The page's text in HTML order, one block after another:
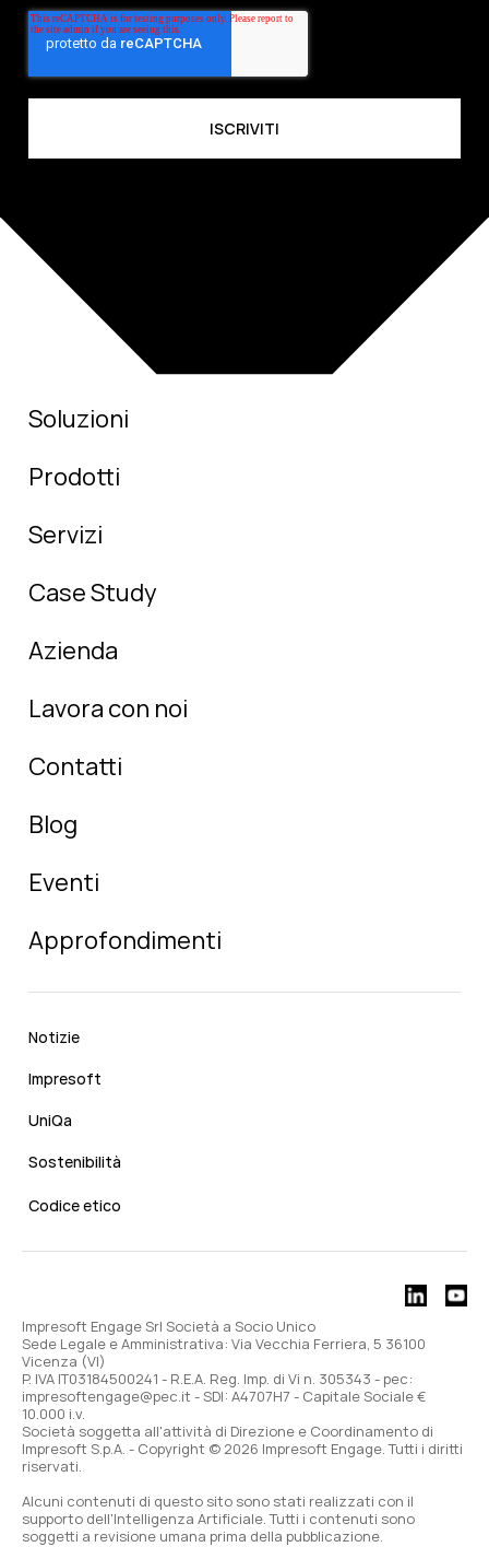
Soluzioni
Prodotti
Servizi
Case Study
Azienda
Lavora con noi
Contatti
Blog
Eventi
Approfondimenti
Notizie
Impresoft
UniQa
Sostenibilità
Codice etico
Impresoft Engage Srl Società a Socio Unico
Sede Legale e Amministrativa: Via Vecchia Ferriera, 5 36100
Vicenza (VI)
P. IVA IT03184500241 - R.E.A. Reg. Imp. di Vi n. 305343 - pec:
impresoftengage@pec.it - SDI: A4707H7 - Capitale Sociale €
10.000 i.v.
Società soggetta all'attività di Direzione e Coordinamento di
Impresoft S.p.A. - Copyright © 2026 Impresoft Engage. Tutti i diritti
riservati.
Alcuni contenuti di questo sito sono stati realizzati con il
supporto dell'Intelligenza Artificiale. Tutti i contenuti sono
soggetti a revisione umana prima della pubblicazione.